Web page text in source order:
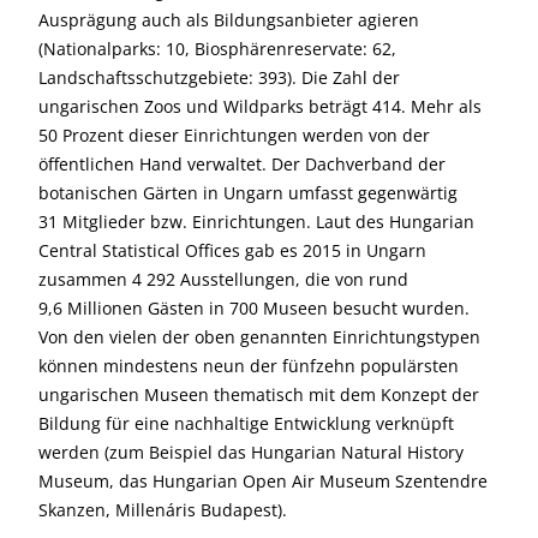
Ausprägung auch als Bildungsanbieter agieren
(Nationalparks: 10, Biosphärenreservate: 62,
Landschaftsschutzgebiete: 393). Die Zahl der
ungarischen Zoos und Wildparks beträgt 414. Mehr als
50 Prozent dieser Einrichtungen werden von der
öffentlichen Hand verwaltet. Der Dachverband der
botanischen Gärten in Ungarn umfasst gegenwärtig
31 Mitglieder bzw. Einrichtungen. Laut des Hungarian
Central Statistical Offices gab es 2015 in Ungarn
zusammen 4 292 Ausstellungen, die von rund
9,6 Millionen Gästen in 700 Museen besucht wurden.
Von den vielen der oben genannten Einrichtungstypen
können mindestens neun der fünfzehn populärsten
ungarischen Museen thematisch mit dem Konzept der
Bildung für eine nachhaltige Entwicklung verknüpft
werden (zum Beispiel das Hungarian Natural History
Museum, das Hungarian Open Air Museum Szentendre
Skanzen, Millenáris Budapest).